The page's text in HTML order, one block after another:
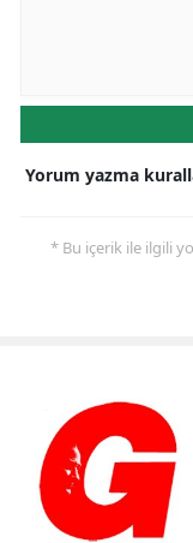
Yorum yazma
* Bu içerik ile ilgili